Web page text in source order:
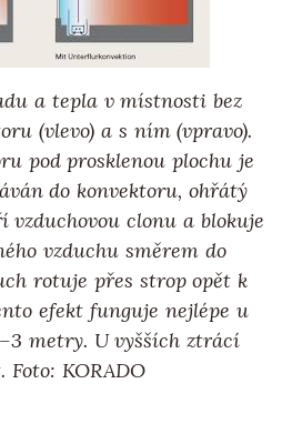
a tepla v místnosti bez
(vlevo) a s ním (vpravo).
pod prosklenou plochu je
do konvektoru, ohřátý
vzduchovou clonu a blokuje
vzduchu směrem do
rotuje přes strop opět k
efekt funguje nejlépe u
metry. U vyšších ztrácí
Foto: KORADO